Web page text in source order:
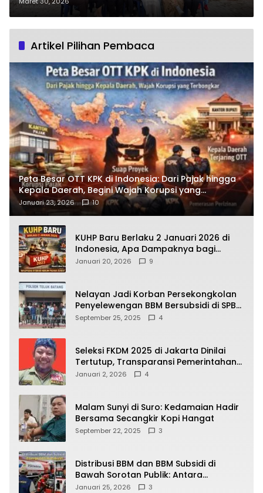
Profesionalisme Pers?
Artikel Pilihan Pembaca
Peta Besar OTT KPK di Indonesia: Dari Pajak hingga
Kepala Daerah, Begini Wajah Korupsi yang
Terbongkar
Januari 23, 2026 10
KUHP Baru Berlaku 2 Januari 2026 di
Indonesia, Apa Dampaknya bagi
Kehidupan Warga? Ini Aturan Kunci
Januari 20, 2026 9
Nelayan Jadi Korban Persekongkolan
Penyelewengan BBM Bersubsidi di SPBU
64.78809 Teluk Batang
September 25, 2025 4
Seleksi FKDM 2025 di Jakarta Dinilai
Tertutup, Transparansi Pemerintahan
Pramono–Rano Dipertanyakan
Januari 2, 2026 4
Malam Sunyi di Suro: Kedamaian Hadir
Bersama Secangkir Kopi Hangat
September 22, 2025 3
Distribusi BBM dan BBM Subsidi di
Bawah Sorotan Publik: Antara
Kepentingan Negara, Hak Konsumen,
Januari 25, 2026 3